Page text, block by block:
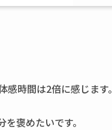
時間は2倍に感じます。
褒めたいです。